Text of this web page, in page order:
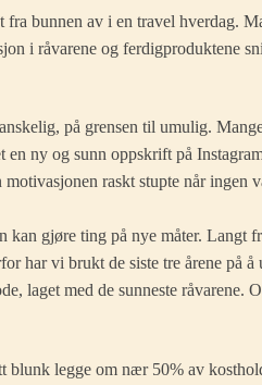
fra bunnen av i en travel hverdag.
i råvarene og ferdigproduktene
på grensen til umulig.
en ny og sunn oppskrift på
raskt stupte når ingen
kan gjøre ting på nye måter. Langt
har vi brukt de siste tre årene på å
laget med de sunneste råvarene.
blunk legge om nær 50% av